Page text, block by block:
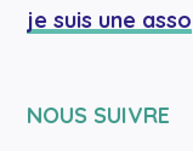
je suis une asso
NOUS SUIVRE